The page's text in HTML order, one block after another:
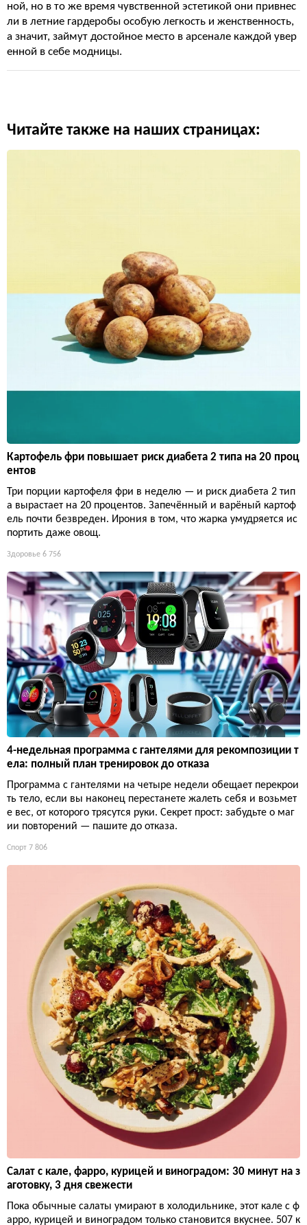
ной, но в то же время чувственной эстетикой они привнес
ли в летние гардеробы особую легкость и женственность,
а значит, займут достойное место в арсенале каждой увер
енной в себе модницы.
Читайте также на наших страницах:
Картофель фри повышает риск диабета 2 типа на 20 проц
ентов
Три порции картофеля фри в неделю — и риск диабета 2 тип
а вырастает на 20 процентов. Запечённый и варёный картоф
ель почти безвреден. Ирония в том, что жарка умудряется ис
портить даже овощ.
Здоровье 6 756
4-недельная программа с гантелями для рекомпозиции т
ела: полный план тренировок до отказа
Программа с гантелями на четыре недели обещает перекрои
ть тело, если вы наконец перестанете жалеть себя и возьмет
е вес, от которого трясутся руки. Секрет прост: забудьте о маг
ии повторений — пашите до отказа.
Спорт 7 806
Салат с кале, фарро, курицей и виноградом: 30 минут на з
аготовку, 3 дня свежести
Пока обычные салаты умирают в холодильнике, этот кале с ф
арро, курицей и виноградом только становится вкуснее. 507 к